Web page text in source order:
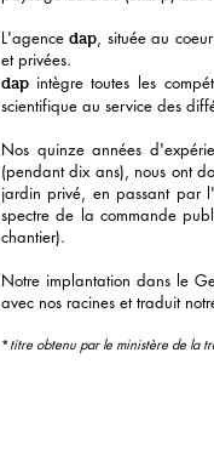
L'agencedap, située au
et privées.
dap intègre toutes les
scientifique au service des
Nos quinze années
(pendant dix ans), nous ont
jardin privé, en passant par
spectre de la commande
chantier).
Notre implantation dans le
avec nos racines et traduit
*titre obtenu par le ministère de la